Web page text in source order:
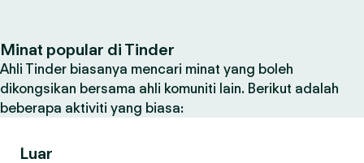
Minat popular di Tinder
Ahli Tinder biasanya mencari minat yang boleh
dikongsikan bersama ahli komuniti lain. Berikut adalah
beberapa aktiviti yang biasa:
Luar